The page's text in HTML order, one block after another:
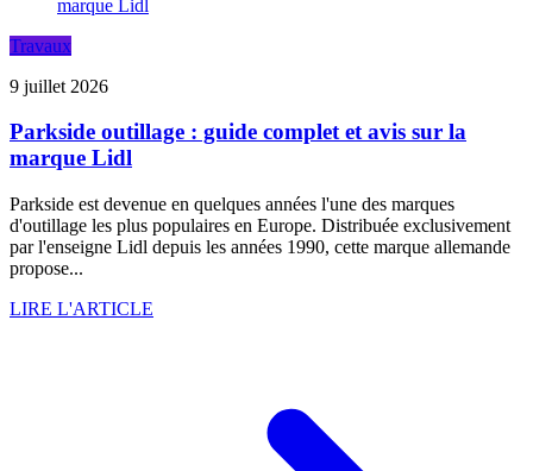
Travaux
9 juillet 2026
Parkside outillage : guide complet et avis sur la
marque Lidl
Parkside est devenue en quelques années l'une des marques
d'outillage les plus populaires en Europe. Distribuée exclusivement
par l'enseigne Lidl depuis les années 1990, cette marque allemande
propose...
LIRE L'ARTICLE